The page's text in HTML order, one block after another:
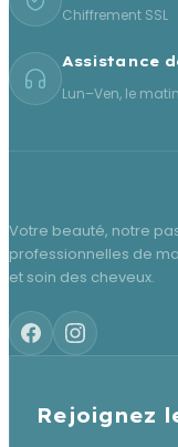
Chiffrement SSL
Assistance
Lun–Ven, le matin
Votre beauté, notre
professionnelles de
et soin des cheveux.
Rejoignez